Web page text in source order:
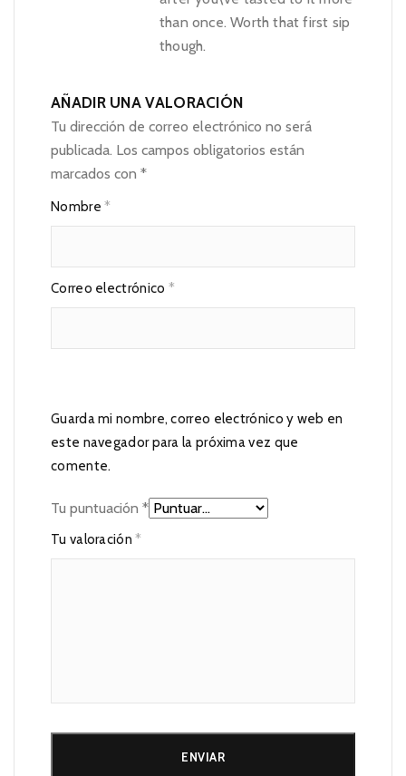
than once. Worth that first sip
though.
AÑADIR UNA VALORACIÓN
Tu dirección de correo electrónico no será
publicada. Los campos obligatorios están
marcados con *
Nombre*
Correo electrónico *
Guarda mi nombre, correo electrónico y web en
este navegador para la próxima vez que
comente.
Tu puntuación *
Tu valoración*